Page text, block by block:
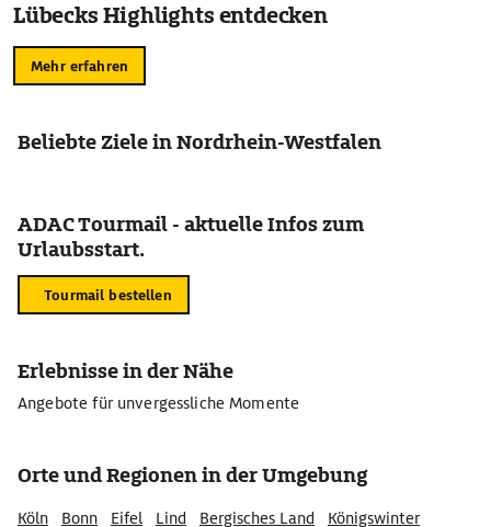
Lübecks Highlights entdecken
Mehr erfahren
Beliebte Ziele in Nordrhein-Westfalen
ADAC Tourmail - aktuelle Infos zum
Urlaubsstart.
Tourmail bestellen
Erlebnisse in der Nähe
Angebote für unvergessliche Momente
Orte und Regionen in der Umgebung
Köln Bonn Eifel Lind Bergisches Land Königswinter